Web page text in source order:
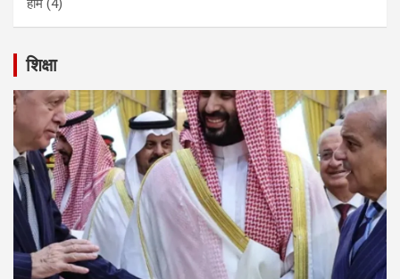
होम (4)
शिक्षा